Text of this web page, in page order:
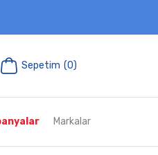
Sepetim (0)
Markalar